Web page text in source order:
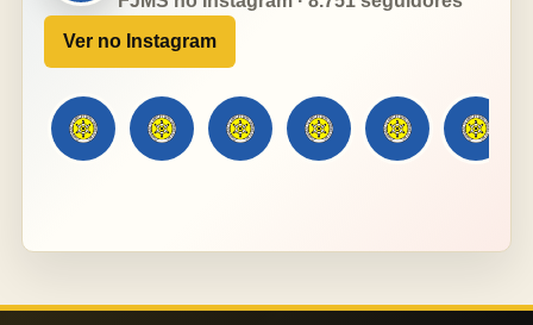
Ver no Instagram